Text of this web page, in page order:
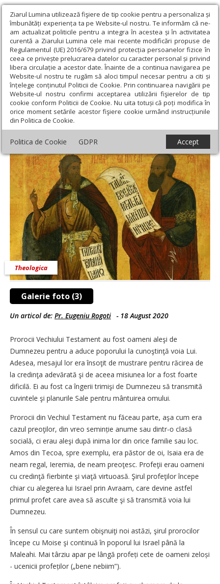
Ziarul Lumina utilizează fişiere de tip cookie pentru a personaliza și
îmbunătăți experiența ta pe Website-ul nostru. Te informăm că ne-
am actualizat politicile pentru a integra în acestea și în activitatea
curentă a Ziarului Lumina cele mai recente modificări propuse de
Regulamentul (UE) 2016/679 privind protecția persoanelor fizice în
ceea ce privește prelucrarea datelor cu caracter personal și privind
libera circulație a acestor date. Înainte de a continua navigarea pe
Website-ul nostru te rugăm să aloci timpul necesar pentru a citi și
înțelege conținutul Politicii de Cookie. Prin continuarea navigării pe
Website-ul nostru confirmi acceptarea utilizării fişierelor de tip
cookie conform Politicii de Cookie. Nu uita totuși că poți modifica în
orice moment setările acestor fişiere cookie urmând instrucțiunile
din Politica de Cookie.
Politica de Cookie GDPR Accept
Ziarul Lumina › Teologie și spiritualitate › Theologica › Prorocii,
„îngeri” care transmit voia lui Dumnezeu
Prorocii, „îngeri” care transmit voia lui
Dumnezeu
Galerie foto (3)
Theologica
Un articol de: Pr. Eugeniu Rogoti - 18 August 2020
Prorocii Vechiului Testament au fost oameni aleşi de
Dumnezeu pentru a aduce poporului la cunoştinţă voia Lui.
Adesea, mesajul lor era însoţit de mustrare pentru răcirea de
la credinţa adevărată şi de aceea misiunea lor a fost foarte
dificilă. Ei au fost ca îngerii trimişi de Dumnezeu să transmită
cuvintele şi planurile Sale pentru mântuirea omului.
Prorocii din Vechiul Testament nu făceau parte, aşa cum era
cazul preoţilor, din vreo seminție anume sau dintr-o clasă
socială, ci erau aleşi după inima lor din orice familie sau loc.
Amos din Tecoa, spre exemplu, era păstor de oi, Isaia era de
neam regal, Ieremia, de neam preoţesc. Profeţii erau oameni
cu credinţă fierbinte şi viaţă virtuoasă. Şirul profeţilor începe
chiar cu alegerea lui Israel prin Avraam, care devine astfel
primul profet care avea să asculte şi să transmită voia lui
Dumnezeu.
În sensul cu care suntem obişnuiţi noi astăzi, şirul prorocilor
începe cu Moise şi continuă în poporul lui Israel până la
Maleahi. Mai târziu apar pe lângă profeți cete de oameni zeloși
- ucenicii profeților („bene nebiim”).